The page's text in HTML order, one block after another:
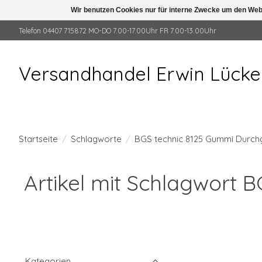
Telefon 04407 715872 MO-DO 7.00-17.00Uhr FR 7.00-13.00Uhr
Versandhandel Erwin
Startseite / Schlagworte / BGS technic 8125 Gummi
Artikel mit Schlagwort
Wir benutzen Cookies nur für interne Zwecke um den